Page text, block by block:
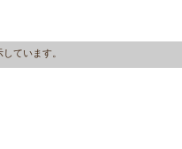
ています。